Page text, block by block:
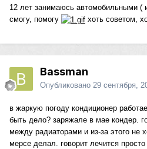
12 лет занимаюсь автомобильными (
смогу, помогу
хоть советом,
Bassman
Опубликовано 29 сентября,
в жаркую погоду кондиционер
быть дело? заряжале в мае кондер.
между радиаторами и из-за этого не
мерсе делал. говорит лечится